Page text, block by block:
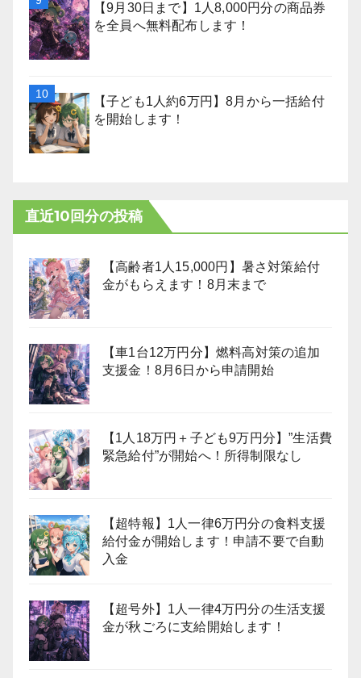
【9月30日まで】1人8,000円分の商品券
を全員へ無料配布します！
【子ども1人約6万円】8月から一括給付
を開始します！
直近10回分の投稿
【高齢者1人15,000円】暑さ対策給付
金がもらえます！8月末まで
【車1台12万円分】燃料高対策の追加
支援金！8月6日から申請開始
【1人18万円＋子ども9万円分】”生活費
緊急給付”が開始へ！所得制限なし
【超特報】1人一律6万円分の食料支援
給付金が開始します！申請不要で自動
入金
【超号外】1人一律4万円分の生活支援
金が秋ごろに支給開始します！